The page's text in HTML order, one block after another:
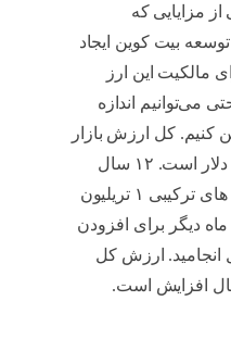
مزایایی که
بیت کوین ایجاد
مالکیت این ارز
می‌توانیم اندازه
کنیم. کل ارزش بازار
ارز دیجیتال حدود ۳ تریلیون دلار است. ۱۲ سال
طول کشید تا اولین ارزیابی های ترکیبی ۱ تریلیون
دلاری ایجاد شود، سپس ۱۱ ماه دیگر برای افزودن
انجامید. ارزش کل
افزایش است.